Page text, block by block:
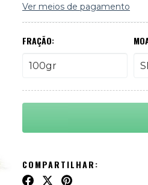
Ver meios de pagamento
FRAÇÃO:
COMPARTILHAR: